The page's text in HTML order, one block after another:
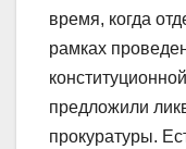
время, когда
рамках
предложили
прокуратуры.